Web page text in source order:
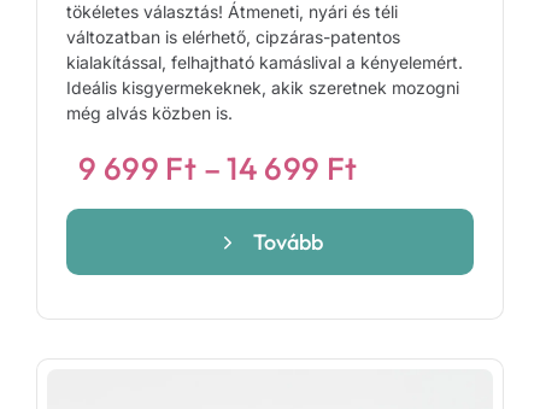
tökéletes választás! Átmeneti, nyári és téli
változatban is elérhető, cipzáras-patentos
kialakítással, felhajtható kamáslival a kényelemért.
Ideális kisgyermekeknek, akik szeretnek mozogni
még alvás közben is.
9 699 Ft –14 699 Ft
9
-
14
699 Ft
Tovább